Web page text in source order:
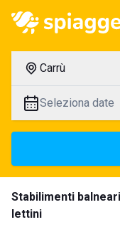
Carrù
Seleziona date
Stabilimenti
lettini